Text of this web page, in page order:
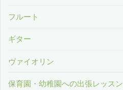
フルート
ギター
ヴァイオリン
保育園・幼稚園への出張レッスン